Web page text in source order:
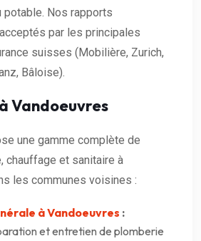
potable. Nos rapports
par les principales
suisses (Mobilière, Zurich,
Bâloise).
Vandoeuvres
une gamme complète de
chauffage et sanitaire à
les communes voisines :
à Vandoeuvres :
et entretien de plomberie